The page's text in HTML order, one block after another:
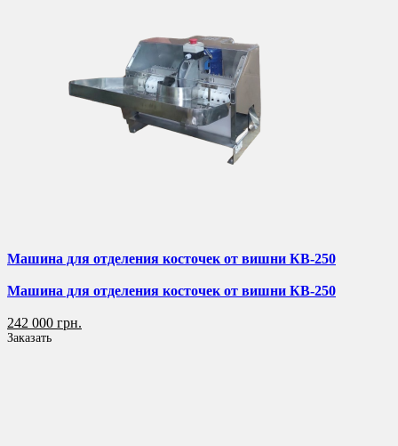
Машина для отделения косточек от вишни КВ-250
Машина для отделения косточек от вишни КВ-250
242 000 грн.
Заказать